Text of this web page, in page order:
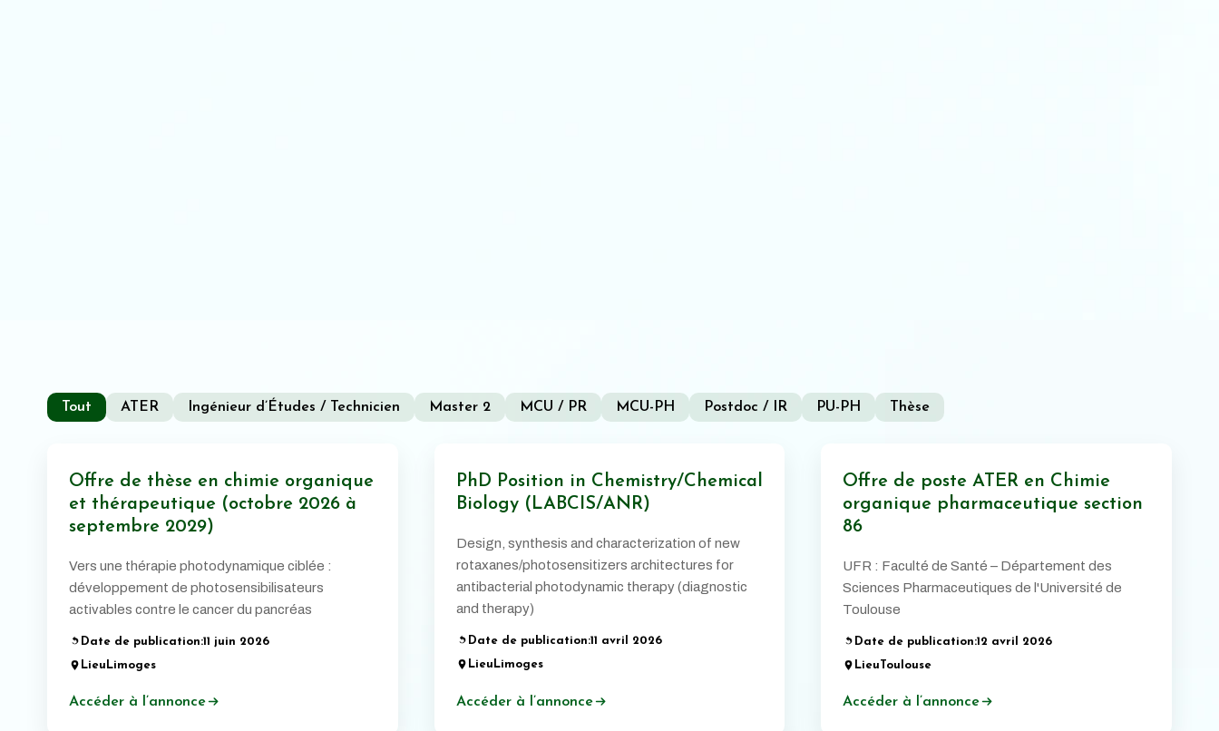
Tout ATER Ingénieur d’Études / Technicien Master 2 MCU / PR MCU-PH Postdoc / IR PU-PH Thèse
Offre de thèse en chimie organique
et thérapeutique (octobre 2026 à
septembre 2029)
Vers une thérapie photodynamique ciblée :
développement de photosensibilisateurs
activables contre le cancer du pancréas
Date de publication:11 juin 2026
Lieu Limoges
Accéder à l’annonce
PhD Position in Chemistry/Chemical
Biology (LABCIS/ANR)
Design, synthesis and characterization of new
rotaxanes/photosensitizers architectures for
antibacterial photodynamic therapy (diagnostic
and therapy)
Date de publication:11 avril 2026
Lieu Limoges
Accéder à l’annonce
Offre de poste ATER en Chimie
organique pharmaceutique section
86
UFR : Faculté de Santé – Département des
Sciences Pharmaceutiques de l'Université de
Toulouse
Date de publication:12 avril 2026
LieuToulouse
Accéder à l’annonce